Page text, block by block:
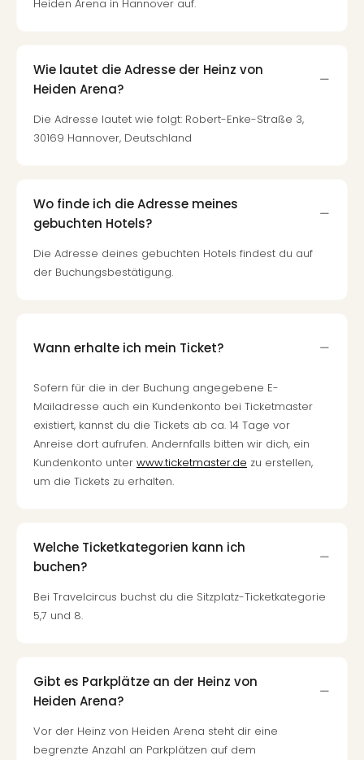
Heiden Arena in Hannover auf.
Wie lautet die Adresse der Heinz von
Heiden Arena?
Die Adresse lautet wie folgt: Robert-Enke-Straße 3,
30169 Hannover, Deutschland
Wo finde ich die Adresse meines
gebuchten Hotels?
Die Adresse deines gebuchten Hotels findest du auf
der Buchungsbestätigung.
Wann erhalte ich mein Ticket?
Sofern für die in der Buchung angegebene E-
Mailadresse auch ein Kundenkonto bei Ticketmaster
existiert, kannst du die Tickets ab ca. 14 Tage vor
Anreise dort aufrufen. Andernfalls bitten wir dich, ein
Kundenkonto unter www.ticketmaster.de zu erstellen,
um die Tickets zu erhalten.
Welche Ticketkategorien kann ich
buchen?
Bei Travelcircus buchst du die Sitzplatz-Ticketkategorie
5,7 und 8.
Gibt es Parkplätze an der Heinz von
Heiden Arena?
Vor der Heinz von Heiden Arena steht dir eine
begrenzte Anzahl an Parkplätzen auf dem